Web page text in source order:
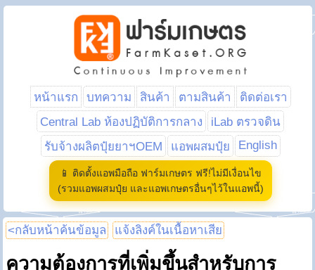
หน้าแรก บทความ สินค้า ตามสินค้า
ติดต่อเรา
Central Lab ห้องปฏิบัติการกลาง
iLab ตรวจดิน
รับจ้างผลิตปุ๋ยยาฯOEM
แอพผสมปุ๋ย English
📱 ติดตั้งแอพมือถือ ฟาร์มเกษตร ฟรี!ไม่มีเงื่อนไข
(รวมแอพผสมปุ๋ย และแอพเกษตรอื่นๆไว้ในแอพนี้)
<กลับหน้าค้นข้อมูล แจ้งลิงค์ในเนื้อหาเสีย
ความต้องการที่เพิ่มขึ้นสำหรับการ